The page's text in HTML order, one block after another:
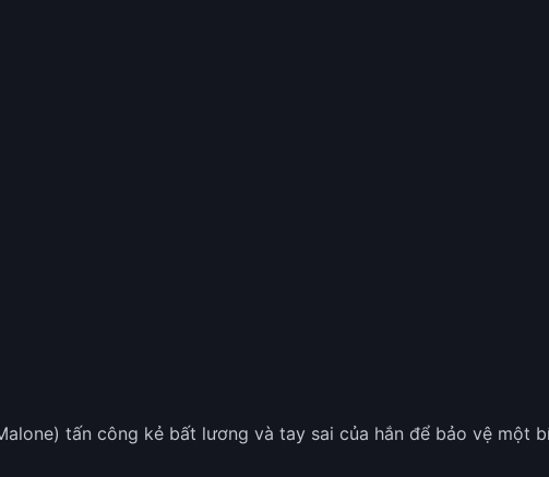
tấn công kẻ bất lương và tay sai của hắn để bảo vệ một